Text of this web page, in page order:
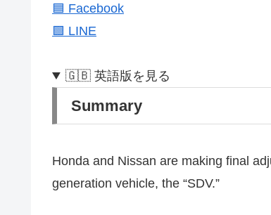
🟦 Facebook
🟩 LINE
🇬🇧 英語版を見る
Summary
Honda and Nissan are making final
generation vehicle, the “SDV.”